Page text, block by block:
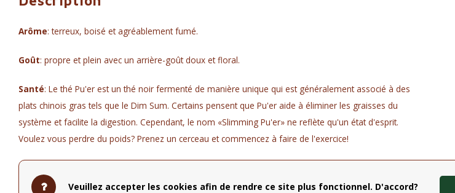
Arôme: terreux, boisé et agréablement fumé.
Goût: propre et plein avec un arrière-goût doux et floral.
Santé: Le thé Pu'er est un thé noir fermenté de manière unique qui est généralement associé à des
plats chinois gras tels que le Dim Sum. Certains pensent que Pu'er aide à éliminer les graisses du
système et facilite la digestion. Cependant, le nom «Slimming Pu'er» ne reflète qu'un état d'esprit.
Voulez vous perdre du poids? Prenez un cerceau et commencez à faire de l'exercice!
Composition
Veuillez accepter les cookies afin de rendre ce site plus fonctionnel. D'accord?